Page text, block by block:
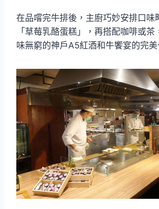
在品嚐完牛排後，主廚巧妙安排口味
「草莓乳酪蛋糕」，再搭配咖啡或茶
味無窮的神戶A5紅酒和牛饗宴的完美